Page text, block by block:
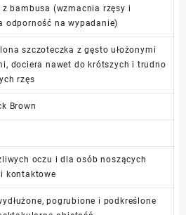
z bambusa (wzmacnia rzęsy i
odporność na wypadanie)
szczoteczka z gęsto ułożonymi
dociera nawet do krótszych i trudno
rzęs
Brown
oczu i dla osób noszących
kontaktowe
pogrubione i podkreślone